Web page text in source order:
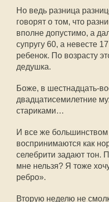
Но ведь разница
говорят о том, что
вполне допустимо, а
супругу 60, а невесте
ребенок. По возрасту
дедушка.
Боже, в шестнадцать-
двадцатисемилетние
стариками…
И все же большинством
воспринимаются как
селебрити задают тон.
мне нельзя? Я тоже
ребро».
Вторую неделю не